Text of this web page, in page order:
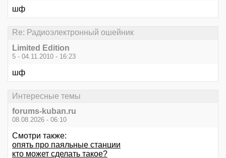
шф
Re: Радиоэлектронный ошейник
Limited Edition
5 - 04.11.2010 - 16:23
шф
Интересные темы
forums-kuban.ru
08.08.2026 - 06:10
Смотри также:
опять про паяльные станции
кто может сделать такое?